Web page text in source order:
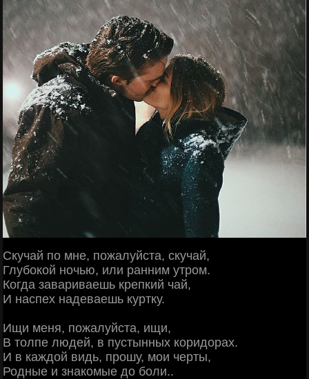
Скучай по мне, пожалуйста, скучай,
Глубокой ночью, или ранним утром.
Когда завариваешь крепкий чай,
И наспех надеваешь куртку.
Ищи меня, пожалуйста, ищи,
В толпе людей, в пустынных коридорах.
И в каждой видь, прошу, мои черты,
Родные и знакомые до боли..